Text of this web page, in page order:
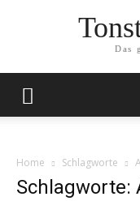
Das
Home Schlagworte
Schlagworte: